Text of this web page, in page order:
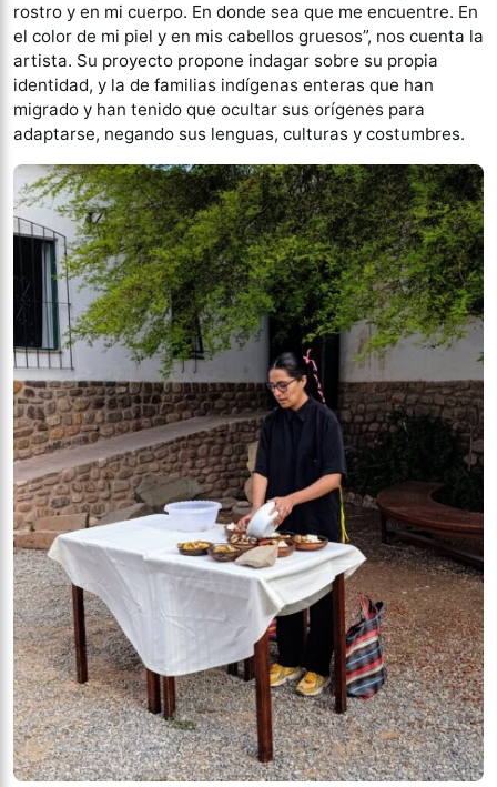
rostro y en mi cuerpo. En donde sea que me encuentre. En
el color de mi piel y en mis cabellos gruesos”, nos cuenta la
artista. Su proyecto propone indagar sobre su propia
identidad, y la de familias indígenas enteras que han
migrado y han tenido que ocultar sus orígenes para
adaptarse, negando sus lenguas, culturas y costumbres.